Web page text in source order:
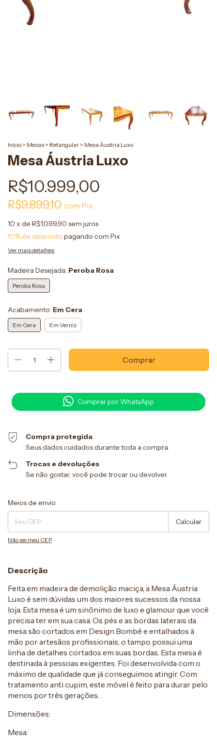
Início > Mesas > Retangular > Mesa Áustria Luxo
Mesa Áustria Luxo
R$10.999,00
R$9.899,10 com Pix
10 x de R$1.099,90 sem juros
10% de desconto pagando com Pix
Ver mais detalhes
Madeira Desejada: Peroba Rosa
Peroba Rosa
Acabamento: Em Cera
Em Cera Em Verniz
Comprar por WhatsApp
Compra protegida
Seus dados cuidados durante toda a compra.
Trocas e devoluções
Se não gostar, você pode trocar ou devolver.
Entregas para o CEP:
Meios de envio
Calcular
Não sei meu CEP
Descrição
Feita em madeira de demolição maciça, a Mesa Áustria
Luxo é sem dúvidas um dos maiores sucessos da nossa
loja. Esta mesa é um sinônimo de luxo e glamour que você
precisa ter em sua casa. Os pés e as bordas laterais da
mesa são cortados em Design Bombê e entalhados à
mão por artesãos profissionais, o tampo possui uma
linha de detalhes cortados em suas bordas. Esta mesa é
destinada à pessoas exigentes. Foi desenvolvida com o
máximo de qualidade que já conseguimos atingir. Com
tratamento anti cupim, este móvel é feito para durar pelo
menos por três gerações.
Dimensões:
Mesa: